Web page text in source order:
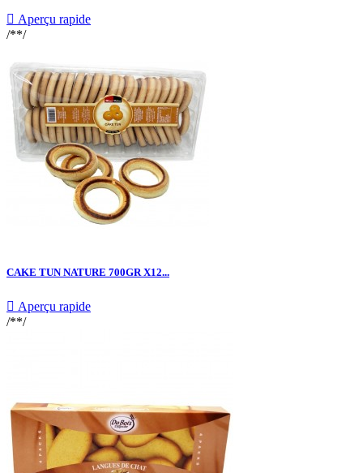
 Aperçu rapide
/**/
CAKE TUN NATURE 700GR X12...
 Aperçu rapide
/**/